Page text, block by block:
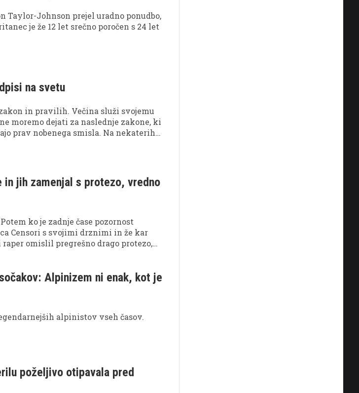
Taylor-Johnson prejel uradno ponudbo,
je že 12 let srečno poročen s 24 let
na svetu
in pravilih. Večina služi svojemu
moremo dejati za naslednje zakone, ki
prav nobenega smisla. Na nekaterih
jih zamenjal s protezo, vredno
ko je zadnje čase pozornost
Censori s svojimi drznimi in že kar
omislil pregrešno drago protezo,
Alpinizem ni enak, kot je
alpinistov vseh časov.
poželjivo otipavala pred